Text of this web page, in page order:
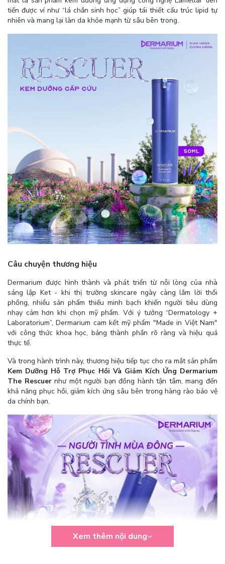
tiến được ví như “lá chắn sinh học” giúp tái thiết cấu trúc lipid tự
nhiên và mang lại làn da khỏe mạnh từ sâu bên trong.
Câu chuyện thương hiệu
Dermarium được hình thành và phát triển từ nỗi lòng của nhà
sáng lập Ket - khi thị trường skincare ngày càng lắm lời thổi
phồng, nhiều sản phẩm thiếu minh bạch khiến người tiêu dùng
nhạy cảm hơn khi chọn mỹ phẩm. Với ý tưởng “Dermatology +
Laboratorium”, Dermarium cam kết mỹ phẩm "Made in Việt Nam"
với công thức khoa học, bảng thành phần rõ ràng và hiệu quả
thực tế.
Và trong hành trình này, thương hiệu tiếp tục cho ra mắt sản phẩm
Kem Dưỡng Hỗ Trợ Phục Hồi Và Giảm Kích Ứng Dermarium
The Rescuernhư một người bạn đồng hành tận tâm, mang đến
khả năng phục hồi, giảm kích ứng sâu bên trong hàng rào bảo vệ
da chính bạn.
Xem thêm nội dung